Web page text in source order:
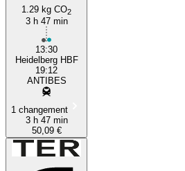
1.29 kg CO2
3 h 47 min
13:30
Heidelberg HBF
19:12
ANTIBES
1 changement
3 h 47 min
50,09 €